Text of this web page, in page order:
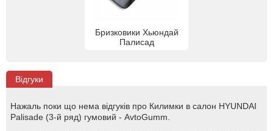
Бризковики Хьюндай
Палисад
Відгуки
Нажаль поки що нема відгуків про Килимки в салон HYUNDAI
Palisade (3-й ряд) гумовий - AvtoGumm.